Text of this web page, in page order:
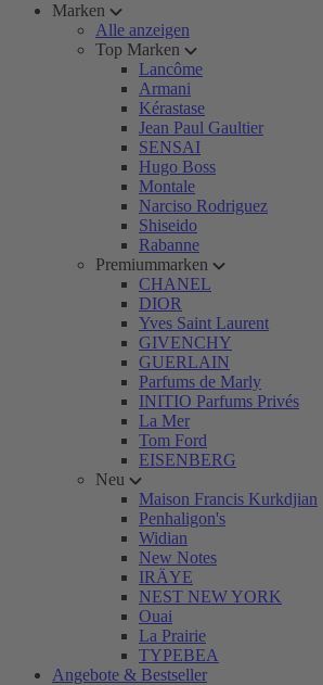
Marken
Alle anzeigen
Top Marken
Lancôme
Armani
Kérastase
Jean Paul Gaultier
SENSAI
Hugo Boss
Montale
Narciso Rodriguez
Shiseido
Rabanne
Premiummarken
CHANEL
DIOR
Yves Saint Laurent
GIVENCHY
GUERLAIN
Parfums de Marly
INITIO Parfums Privés
La Mer
Tom Ford
EISENBERG
Neu
Maison Francis Kurkdjian
Penhaligon's
Widian
New Notes
IRÄYE
NEST NEW YORK
Ouai
La Prairie
TYPEBEA
Angebote & Bestseller